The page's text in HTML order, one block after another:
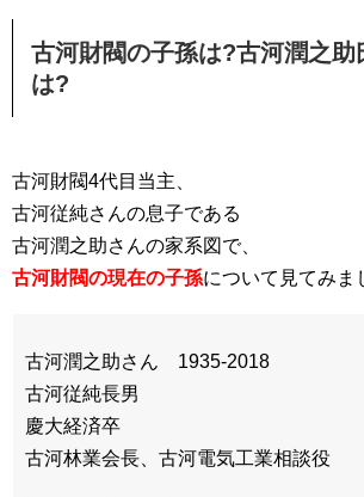
古河財閥の子孫は?古河潤之助
は?
古河財閥4代目当主、
古河従純さんの息子である
古河潤之助さんの家系図で、
古河財閥の現在の子孫について見てみま
古河潤之助さん 1935-2018
古河従純長男
慶大経済卒
古河林業会長、古河電気工業相談役